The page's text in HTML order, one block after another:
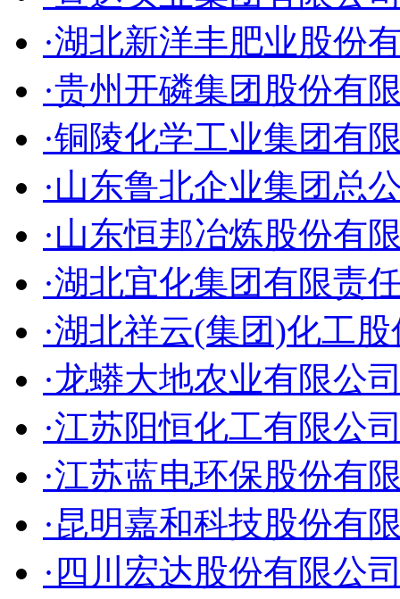
·湖北新洋丰肥业股份
·贵州开磷集团股份有
·铜陵化学工业集团有
·山东鲁北企业集团总
·山东恒邦冶炼股份有
·湖北宜化集团有限责
·湖北祥云(集团)化工
·龙蟒大地农业有限公
·江苏阳恒化工有限公
·江苏蓝电环保股份有
·昆明嘉和科技股份有
·四川宏达股份有限公